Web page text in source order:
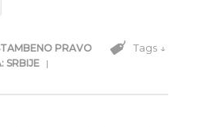
PRAVO
SRBIJE
|
Tags ↓